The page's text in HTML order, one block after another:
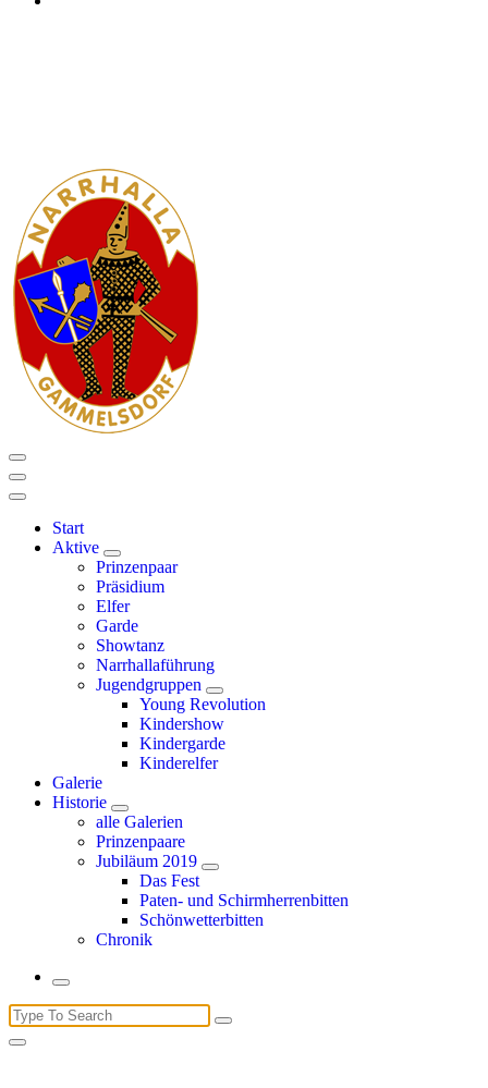
Start
Aktive
Prinzenpaar
Präsidium
Elfer
Garde
Showtanz
Narrhallaführung
Jugendgruppen
Young Revolution
Kindershow
Kindergarde
Kinderelfer
Galerie
Historie
alle Galerien
Prinzenpaare
Jubiläum 2019
Das Fest
Paten- und Schirmherrenbitten
Schönwetterbitten
Chronik
Search
for: